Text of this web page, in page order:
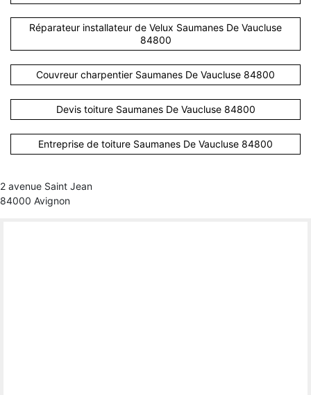
Réparateur installateur de Velux Saumanes De Vaucluse
84800
Couvreur charpentier Saumanes De Vaucluse 84800
Devis toiture Saumanes De Vaucluse 84800
Entreprise de toiture Saumanes De Vaucluse 84800
2 avenue Saint Jean
84000 Avignon